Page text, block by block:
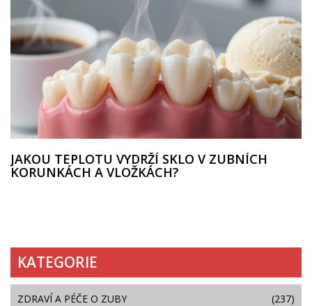
JAKOU TEPLOTU VYDRŽÍ SKLO V ZUBNÍCH
KORUNKÁCH A VLOŽKÁCH?
KATEGORIE
ZDRAVÍ A PÉČE O ZUBY (237)